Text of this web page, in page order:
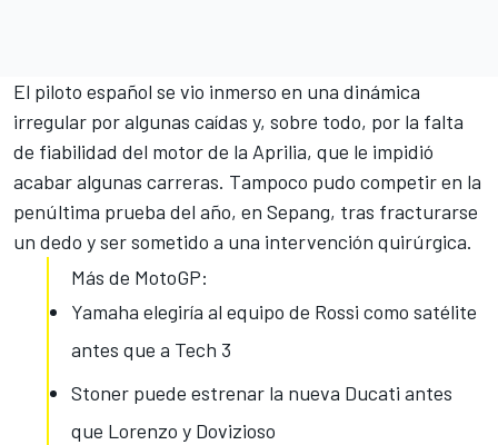
El piloto español se vio inmerso en una dinámica
irregular por algunas caídas y, sobre todo, por la falta
de fiabilidad del motor de la Aprilia, que le impidió
acabar algunas carreras. Tampoco pudo competir en la
penúltima prueba del año, en Sepang, tras fracturarse
un dedo y ser sometido a una intervención quirúrgica.
Más de MotoGP:
Yamaha elegiría al equipo de Rossi como satélite
antes que a Tech 3
Stoner puede estrenar la nueva Ducati antes
que Lorenzo y Dovizioso